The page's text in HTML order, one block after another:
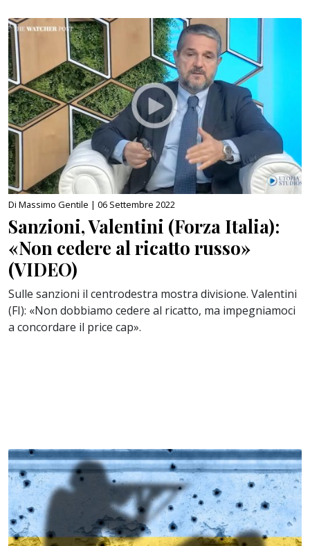
Di Massimo Gentile | 06 Settembre 2022
Sanzioni, Valentini (Forza Italia):
«Non cedere al ricatto russo»
(VIDEO)
Sulle sanzioni il centrodestra mostra divisione. Valentini
(FI): «Non dobbiamo cedere al ricatto, ma impegniamoci
a concordare il price cap».